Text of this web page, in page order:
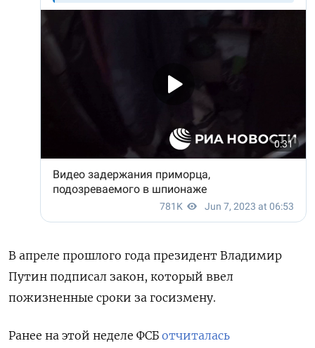
В апреле прошлого года президент Владимир
Путин подписал закон, который ввел
пожизненные сроки за госизмену.
Ранее на этой неделе ФСБ отчиталась